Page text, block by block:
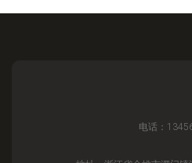
电话：